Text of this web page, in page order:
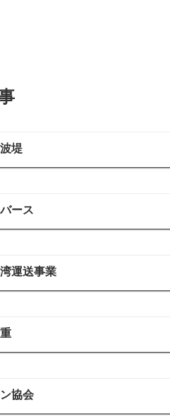
堤
ース
運送事業
協会